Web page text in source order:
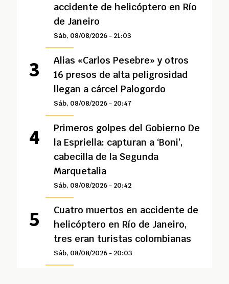
accidente de helicóptero en Río
de Janeiro
Sáb, 08/08/2026 - 21:03
Alias «Carlos Pesebre» y otros
16 presos de alta peligrosidad
llegan a cárcel Palogordo
Sáb, 08/08/2026 - 20:47
Primeros golpes del Gobierno De
la Espriella: capturan a ‘Boni’,
cabecilla de la Segunda
Marquetalia
Sáb, 08/08/2026 - 20:42
Cuatro muertos en accidente de
helicóptero en Río de Janeiro,
tres eran turistas colombianas
Sáb, 08/08/2026 - 20:03